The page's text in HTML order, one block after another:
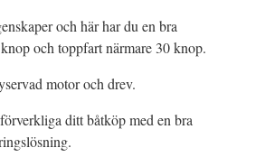
och här har du en bra
och toppfart närmare 30 knop.
motor och drev.
ditt båtköp med en bra